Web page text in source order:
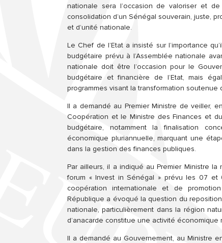
nationale sera l’occasion de valoriser et
consolidation d’un Sénégal souverain, juste,
et d’unité nationale.
Le Chef de l’Etat a insisté sur l’importance
budgétaire prévu à l’Assemblée nationale
nationale doit être l’occasion pour le
budgétaire et financière de l’Etat, mais
programmes visant la transformation soutenue
Il a demandé au Premier Ministre de veiller,
Coopération et le Ministre des Finances et
budgétaire, notamment la finalisation
économique pluriannuelle, marquant une
dans la gestion des finances publiques.
Par ailleurs, il a indiqué au Premier Ministre
forum « Invest in Sénégal » prévu les 07
coopération internationale et de
République a évoqué la question du
nationale, particulièrement dans la région
d’anacarde constitue une activité économique
Il a demandé au Gouvernement, au Ministre